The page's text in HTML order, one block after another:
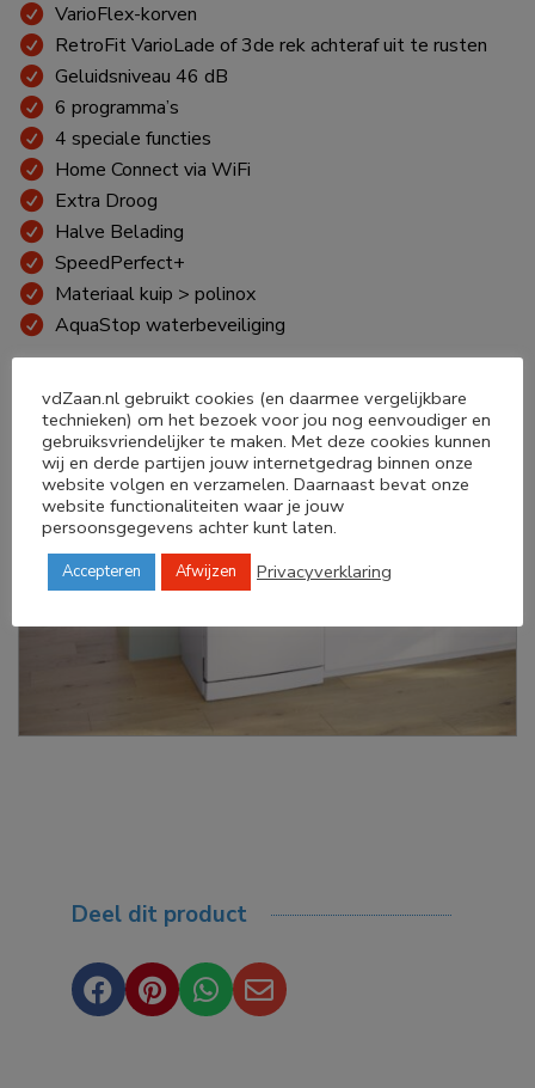
VarioFlex-korven
RetroFit VarioLade of 3de rek achteraf uit te rusten
Geluidsniveau 46 dB
6 programma’s
4 speciale functies
Home Connect via WiFi
Extra Droog
Halve Belading
SpeedPerfect+
Materiaal kuip > polinox
AquaStop waterbeveiliging
Deel dit product
   
vdZaan.nl gebruikt cookies (en daarmee vergelijkbare
technieken) om het bezoek voor jou nog eenvoudiger en
gebruiksvriendelijker te maken. Met deze cookies kunnen
wij en derde partijen jouw internetgedrag binnen onze
website volgen en verzamelen. Daarnaast bevat onze
website functionaliteiten waar je jouw
persoonsgegevens achter kunt laten.
Accepteren Afwijzen Privacyverklaring